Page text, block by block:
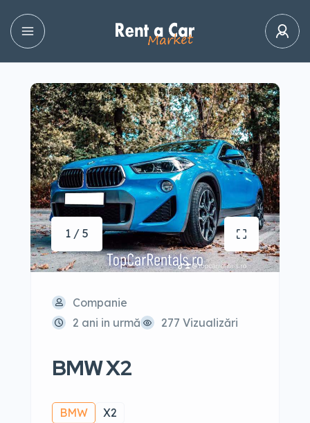
1 / 5
Companie
2 ani in urmă
277 Vizualizări
BMW X2
BMW X2